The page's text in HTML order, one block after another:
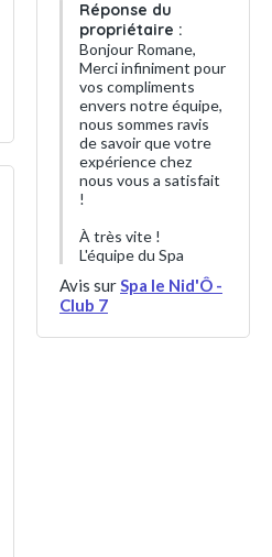
Réponse du
propriétaire :
Bonjour Romane,
Merci infiniment pour
vos compliments
envers notre équipe,
nous sommes ravis
de savoir que votre
expérience chez
nous vous a satisfait
!
À très vite !
L'équipe du Spa
Avis surSpa le Nid'Ô -
Club 7